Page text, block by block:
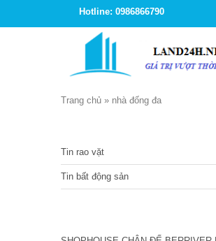
Hotline: 0986866790
Trang chủ » nhà đống đa
Tin rao vặt
Tin bất động sản